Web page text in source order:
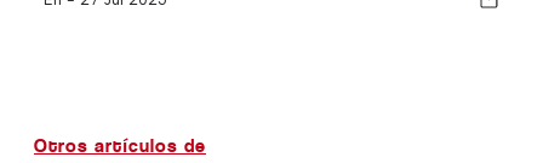
Otros artículos de